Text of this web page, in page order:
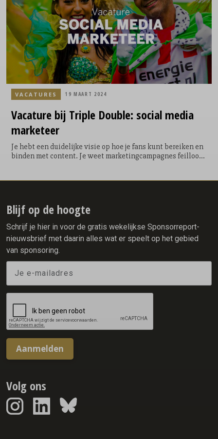
Vacature bij Triple Double: social media
marketeer
Je hebt een duidelijke visie op hoe je fans kunt bereiken en
binden met content. Je weet marketingcampagnes feilloos
sport weet je daarnaast als geen ander hoe belangrijk sport
jij weet telkens te verrassen met innovatieve campagnes
met een ongekend resultaat.
VACATURES 19 MAART 2024
Blijf op de hoogte
Schrijf je hier in voor de gratis wekelijkse Sponsorreport-
nieuwsbrief met daarin alles wat er speelt op het gebied
van sponsoring.
Aanmelden
Volg ons